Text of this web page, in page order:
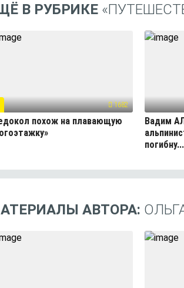
В РУБРИКЕ
1682
похож на плавающую
Вадим
погибну...
АВТОРА: